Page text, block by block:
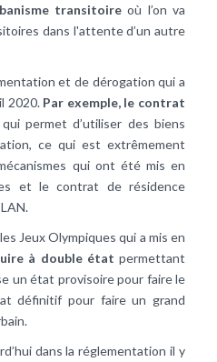
transitoireoù l’on va
dans l'attente d’un autre
et de dérogation qui a
2020. Par exemple, le contrat
permet d’utiliser des biens
ce qui est extrêmement
qui ont été mis en
et le contrat de résidence
Jeux Olympiques qui a mis en
à double état permettant
un état provisoire pour faire le
définitif pour faire un grand
dans la réglementation il y